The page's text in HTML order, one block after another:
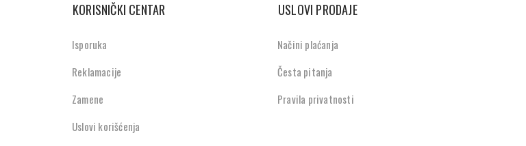
KORISNIČKI CENTAR
Isporuka
Reklamacije
Zamene
Uslovi korišćenja
USLOVI PRODAJE
Načini plaćanja
Česta pitanja
Pravila privatnosti